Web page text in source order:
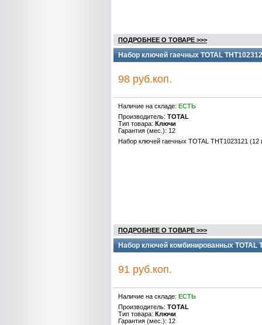
ПОДРОБНЕЕ О ТОВАРЕ >>>
Набор ключей гаечных TOTAL
98 руб.коп.
Наличие на складе: ЕСТЬ
Производитель: TOTAL
Тип товара: Ключи
Гарантия (мес.): 12
Набор ключей гаечных TOTAL THT1023121
ПОДРОБНЕЕ О ТОВАРЕ >>>
Набор ключей комбинированных TOTAL
91 руб.коп.
Наличие на складе: ЕСТЬ
Производитель: TOTAL
Тип товара: Ключи
Гарантия (мес.): 12